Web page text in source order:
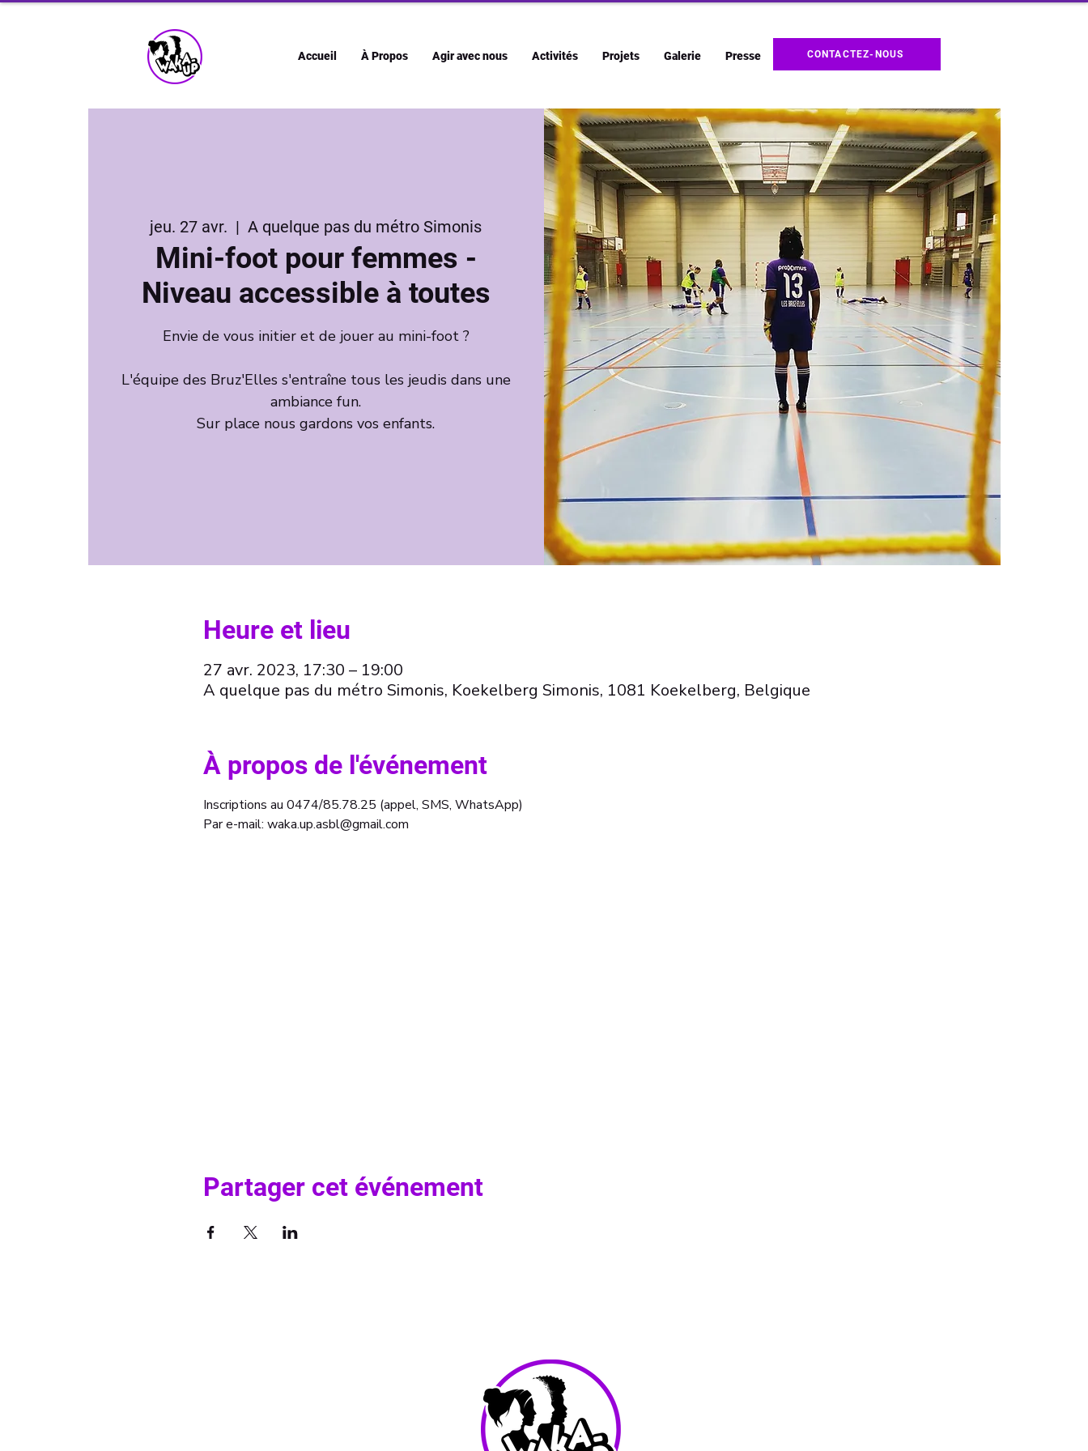
Accueil À Propos Agir avec nous Activités Projets Galerie Presse CONTACTEZ-NOUS
jeu. 27 avr.
  |
A quelque pas du métro Simonis
Mini-foot pour femmes -
Niveau accessible à toutes
Envie de vous initier et de jouer au mini-foot ?
L'équipe des Bruz'Elles s'entraîne tous les jeudis dans une
ambiance fun.
Sur place nous gardons vos enfants.
Heure et lieu
27 avr. 2023, 17:30 – 19:00
A quelque pas du métro Simonis, Koekelberg Simonis, 1081 Koekelberg, Belgique
À propos de l'événement
Inscriptions au 0474/85.78.25 (appel, SMS, WhatsApp)
Par e-mail: waka.up.asbl@gmail.com
Partager cet événement